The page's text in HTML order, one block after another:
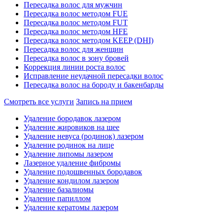
Пересадка волос для мужчин
Пересадка волос методом FUE
Пересадка волос методом FUT
Пересадка волос методом HFE
Пересадка волос методом KEEP (DHI)
Пересадка волос для женщин
Пересадка волос в зону бровей
Коррекция линии роста волос
Исправление неудачной пересадки волос
Пересадка волос на бороду и бакенбарды
Смотреть все услуги Запись на прием
Удаление бородавок лазером
Удаление жировиков на шее
Удаление невуса (родинок) лазером
Удаление родинок на лице
Удаление липомы лазером
Лазерное удаление фибромы
Удаление подошвенных бородавок
Удаление кондилом лазером
Удаление базалиомы
Удаление папиллом
Удаление кератомы лазером